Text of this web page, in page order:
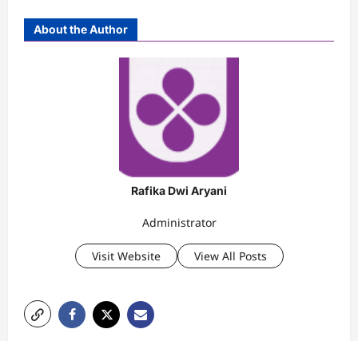
About the Author
Rafika Dwi Aryani
Administrator
Visit Website View All Posts